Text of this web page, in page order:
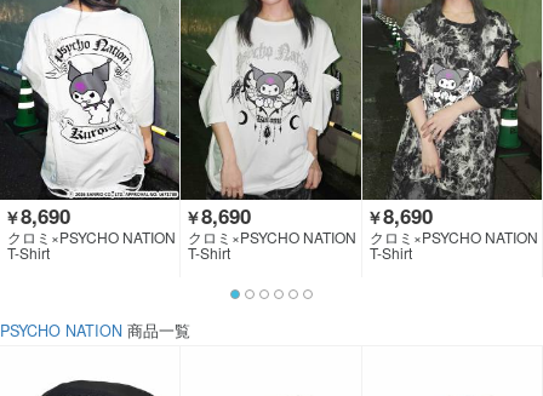
￥8,690
クロミ×PSYCHO NATION
T-Shirt
￥8,690
クロミ×PSYCHO NATION
T-Shirt
￥8,690
クロミ×PSYCHO NATION
T-Shirt
PSYCHO NATION 商品一覧